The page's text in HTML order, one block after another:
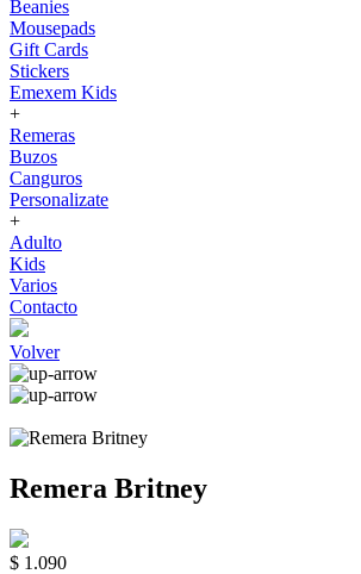
Beanies
Mousepads
Gift Cards
Stickers
Emexem Kids
+
Remeras
Buzos
Canguros
Personalizate
+
Adulto
Kids
Varios
Contacto
Volver
Remera Britney
$ 1.090